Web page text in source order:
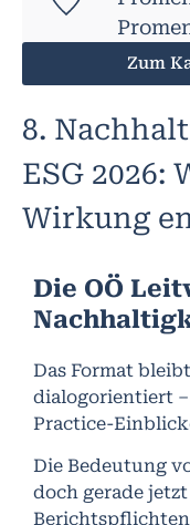
Zum
8.
ESG 2026:
Wirkung
Die OÖ
Das Format
dialogorientiert
Practice-
Die Bedeutung
doch gerade